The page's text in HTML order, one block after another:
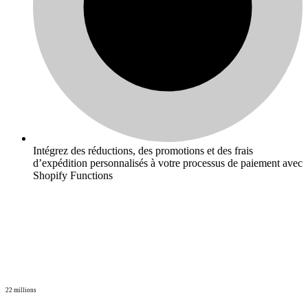
Intégrez des réductions, des promotions et des frais
d’expédition personnalisés à votre processus de paiement avec
Shopify Functions
22 millions